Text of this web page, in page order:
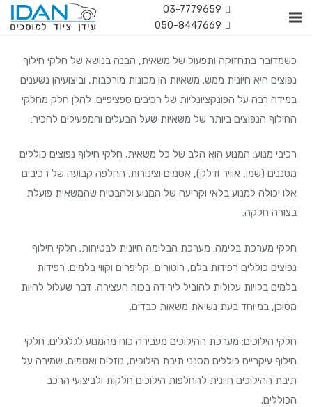
03-7779659
050-8447669
כשמדובר בתחזוקה ותפעול של משאית, הבנה בנושא של חלקי חילוף
נפוצים היא חיונית ממש. משאיות הן מכונות מורכבות, וביצועיהן נשענים
במידה רבה על הפונקציונליות של רכיבים ספציפיים. להלן חלק מחלקי
החילוף הנפוצים ביותר של משאיות שעל הבעלים והמפעילים להכיר:
רכיבי מנוע: המנוע הוא הלב של כל משאית. חלקי חילוף נפוצים כוללים
מסננים (שמן, אוויר ודלק), אטמים וצינורות. החלפה קבועה של רכיבים
אלו יכולה למנוע בלאי וקריעה של המנוע ולהבטיח שהמשאית פועלת
בצורה חלקה.
חלקי מערכת בלימה: מערכת הבלימה חיונית לבטיחות. חלקי חילוף
נפוצים כוללים רפידות בלם, רוטורים, קליפרים וקווי בלמים. רפידות
בלמים בלויות עלולות להוביל לירידה בכוח העצירה, דבר שעלול להיות
מסוכן, במיוחד בעת נשיאת משאות כבדים.
חלקי הילוכים: מערכת ההילוכים מעבירה כוח מהמנוע לגלגלים. חלקי
חילוף עיקריים כוללים מסנני תיבת הילוכים, נוזלים ואטמים. שמירה על
תיבת ההילוכים חיונית להחלפות הילוכים חלקות ולביצועי הרכב
הכוללים.